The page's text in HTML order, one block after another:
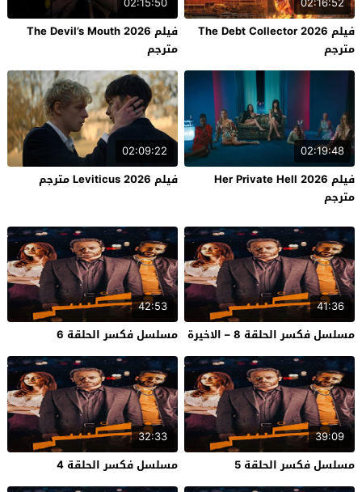
فيلم The Debt Collector 2026
مترجم
فيلم The Devil’s Mouth 2026
مترجم
02:19:48
فيلم Her Private Hell 2026
مترجم
02:09:22
فيلم Leviticus 2026 مترجم
41:36
مسلسل فكسر الحلقة 8 – الاخيرة
42:53
مسلسل فكسر الحلقة 6
39:09
مسلسل فكسر الحلقة 5
32:33
مسلسل فكسر الحلقة 4